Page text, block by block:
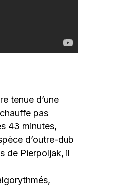
tenue d’une
pas
43 minutes,
d’outre-dub
de Pierpoljak, il